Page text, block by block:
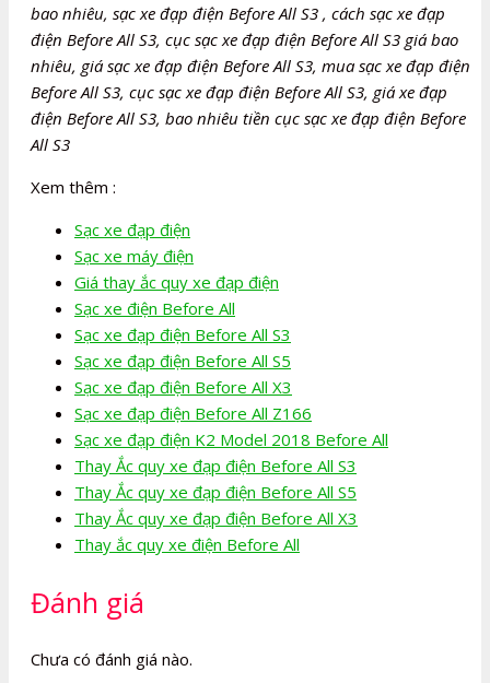
bao nhiêu, sạc xe đạp điện Before All S3 , cách sạc xe đạp
điện Before All S3, cục sạc xe đạp điện Before All S3 giá bao
nhiêu, giá sạc xe đạp điện Before All S3, mua sạc xe đạp điện
Before All S3, cục sạc xe đạp điện Before All S3, giá xe đạp
điện Before All S3, bao nhiêu tiền cục sạc xe đạp điện Before
All S3
Xem thêm :
Sạc xe đạp điện
Sạc xe máy điện
Giá thay ắc quy xe đạp điện
Sạc xe điện Before All
Sạc xe đạp điện Before All S3
Sạc xe đạp điện Before All S5
Sạc xe đạp điện Before All X3
Sạc xe đạp điện Before All Z166
Sạc xe đạp điện K2 Model 2018 Before All
Thay Ắc quy xe đạp điện Before All S3
Thay Ắc quy xe đạp điện Before All S5
Thay Ắc quy xe đạp điện Before All X3
Thay ắc quy xe điện Before All
Đánh giá
Chưa có đánh giá nào.